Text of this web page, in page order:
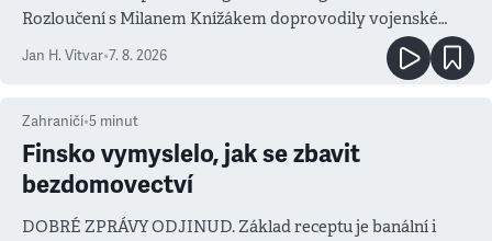
Rozloučení s Milanem Knížákem doprovodily vojenské
salvy i kritika pokrokářů
Jan H. Vitvar•7. 8. 2026
Zahraničí•5 minut
Finsko vymyslelo, jak se zbavit
bezdomovectví
DOBRÉ ZPRÁVY ODJINUD. Základ receptu je banální i